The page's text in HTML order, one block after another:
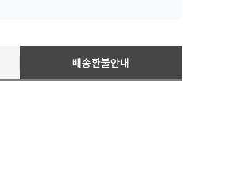
배송환불안내